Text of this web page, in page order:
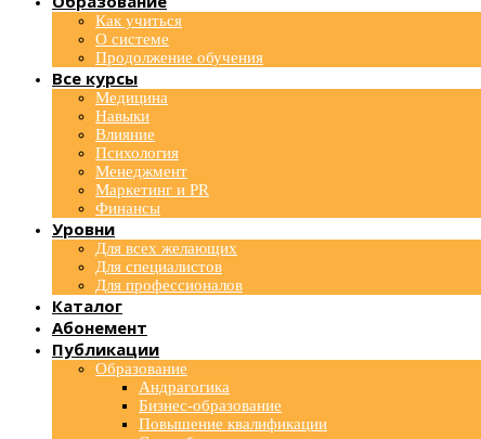
Как учиться
О системе
Продолжение обучения
Все курсы
Медицина
Навыки
Влияние
Психология
Менеджмент
Маркетинг и PR
Финансы
Уровни
Для всех желающих
Для специалистов
Для профессионалов
Каталог
Абонемент
Публикации
Образование
Андрагогика
Бизнес-образование
Повышение квалификации